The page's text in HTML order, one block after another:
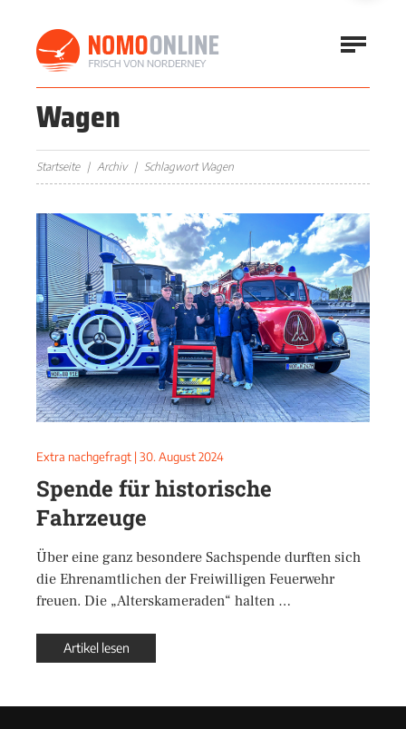
Wagen
Startseite Archiv Schlagwort Wagen
Extra nachgefragt | 30. August 2024
Spende für historische
Fahrzeuge
Über eine ganz besondere Sachspende durften sich
die Ehrenamtlichen der Freiwilligen Feuerwehr
freuen. Die „Alterskameraden“ halten …
Artikel lesen